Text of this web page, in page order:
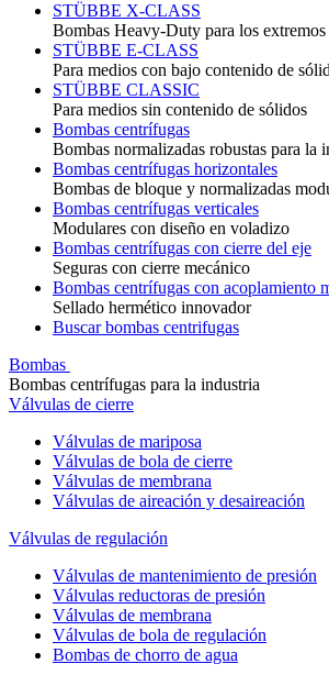
STÜBBE X-CLASS
Bombas Heavy-Duty para los extremos
STÜBBE E-CLASS
Para medios con bajo contenido de
STÜBBE CLASSIC
Para medios sin contenido de sólidos
Bombas centrífugas
Bombas normalizadas robustas para la
Bombas centrífugas horizontales
Bombas de bloque y normalizadas
Bombas centrífugas verticales
Modulares con diseño en voladizo
Bombas centrífugas con cierre del eje
Seguras con cierre mecánico
Bombas centrífugas con acoplamiento
Sellado hermético innovador
Buscar bombas centrifugas
Bombas
Bombas centrífugas para la industria
Válvulas de cierre
Válvulas de mariposa
Válvulas de bola de cierre
Válvulas de membrana
Válvulas de aireación y desaireación
Válvulas de regulación
Válvulas de mantenimiento de presión
Válvulas reductoras de presión
Válvulas de membrana
Válvulas de bola de regulación
Bombas de chorro de agua